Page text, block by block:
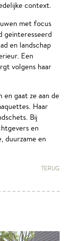
context.
met focus
geïnteresseerd
en landschap
Een
volgens haar
en gaat ze aan de
Haar
Bij
en
duurzame en
TERUG